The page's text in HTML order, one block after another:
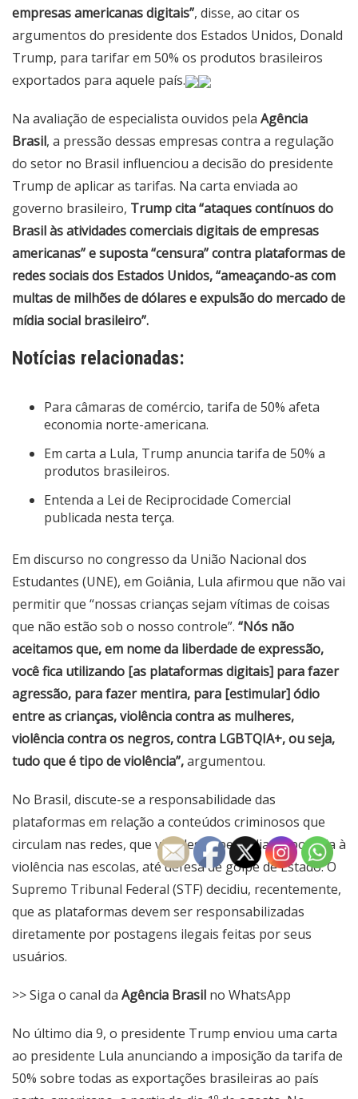
empresas americanas digitais”, disse, ao citar os
argumentos do presidente dos Estados Unidos, Donald
Trump, para tarifar em 50% os produtos brasileiros
exportados para aquele país.
Na avaliação de especialista ouvidos pela Agência
Brasil, a pressão dessas empresas contra a regulação
do setor no Brasil influenciou a decisão do presidente
Trump de aplicar as tarifas. Na carta enviada ao
governo brasileiro, Trump cita “ataques contínuos do
Brasil às atividades comerciais digitais de empresas
americanas” e suposta “censura” contra plataformas de
redes sociais dos Estados Unidos, “ameaçando-as com
multas de milhões de dólares e expulsão do mercado de
mídia social brasileiro”.
Notícias relacionadas:
Para câmaras de comércio, tarifa de 50% afeta
economia norte-americana.
Em carta a Lula, Trump anuncia tarifa de 50% a
produtos brasileiros.
Entenda a Lei de Reciprocidade Comercial
publicada nesta terça.
Em discurso no congresso da União Nacional dos
Estudantes (UNE), em Goiânia, Lula afirmou que não vai
permitir que “nossas crianças sejam vítimas de coisas
que não estão sob o nosso controle”. “Nós não
aceitamos que, em nome da liberdade de expressão,
você fica utilizando [as plataformas digitais] para fazer
agressão, para fazer mentira, para [estimular] ódio
entre as crianças, violência contra as mulheres,
violência contra os negros, contra LGBTQIA+, ou seja,
tudo que é tipo de violência”,argumentou.
No Brasil, discute-se a responsabilidade das
plataformas em relação a conteúdos criminosos que
circulam nas redes, que vão desde pedofilia e apologia à
violência nas escolas, até defesa de golpe de Estado. O
Supremo Tribunal Federal (STF) decidiu, recentemente,
que as plataformas devem ser responsabilizadas
diretamente por postagens ilegais feitas por seus
usuários.
>> Siga o canal da Agência Brasil no WhatsApp
No último dia 9, o presidente Trump enviou uma carta
ao presidente Lula anunciando a imposição da tarifa de
50% sobre todas as exportações brasileiras ao país